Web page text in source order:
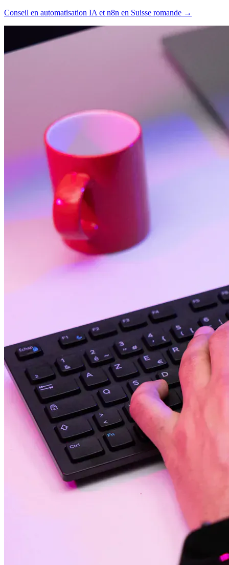
Conseil en automatisation IA et n8n en Suisse romande →